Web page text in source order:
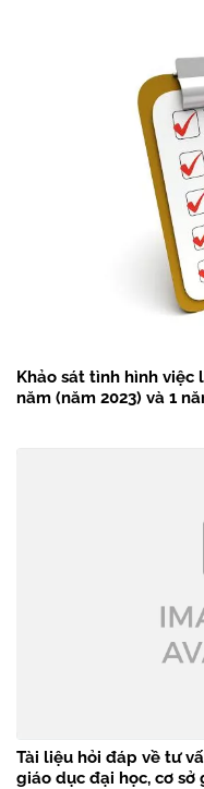
Khảo sát tình hình việc
năm (năm 2023) và 1
Tài liệu hỏi đáp về tư
giáo dục đại học, cơ